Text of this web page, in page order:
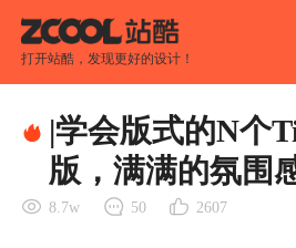
打开站酷，发现更好的设计！
|学会版式的N个
版，满满的氛围
8.7w 50 2607